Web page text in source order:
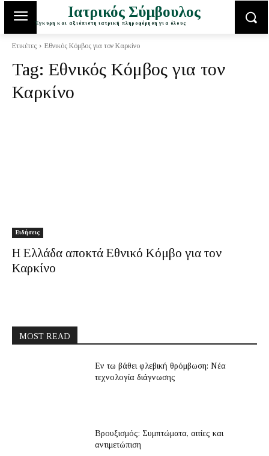
Ιατρικός Σύμβουλος
Έγκυρη και αξιόπιστη ιατρική πληροφόρηση για όλους
Ετικέτες Εθνικός Κόμβος για τον Καρκίνο
Tag: Εθνικός Κόμβος για τον
Καρκίνο
Ειδήσεις
Η Ελλάδα αποκτά Εθνικό Κόμβο για τον
Καρκίνο
MOST READ
Εν τω βάθει φλεβική θρόμβωση: Νέα
τεχνολογία διάγνωσης
Βρουξισμός: Συμπτώματα, αιτίες και
αντιμετώπιση